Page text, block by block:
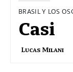
BRASIL Y LOS
Casi
Lucas Milani